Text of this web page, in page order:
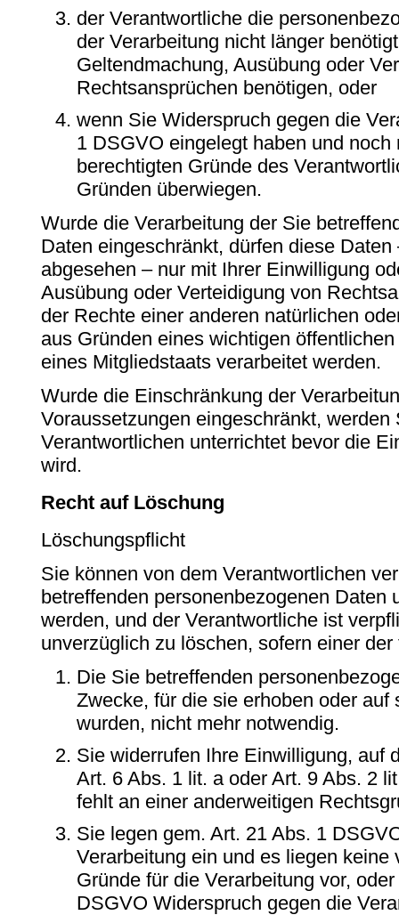
der Verantwortliche die
der Verarbeitung nicht länger
Geltendmachung, Ausübung oder
Rechtsansprüchen benötigen, oder
wenn Sie Widerspruch gegen die
1 DSGVO eingelegt haben und
berechtigten Gründe des
Gründen überwiegen.
Wurde die Verarbeitung der Sie
Daten eingeschränkt, dürfen diese
abgesehen – nur mit Ihrer Einwilligung
Ausübung oder Verteidigung von
der Rechte einer anderen natürlichen
aus Gründen eines wichtigen
eines Mitgliedstaats verarbeitet werden.
Wurde die Einschränkung der
Voraussetzungen eingeschränkt, werden
Verantwortlichen unterrichtet bevor die
wird.
Recht auf Löschung
Löschungspflicht
Sie können von dem Verantwortlichen
betreffenden personenbezogenen Daten
werden, und der Verantwortliche ist
unverzüglich zu löschen, sofern einer
Die Sie betreffenden
Zwecke, für die sie erhoben oder
wurden, nicht mehr notwendig.
Sie widerrufen Ihre Einwilligung, auf
Art. 6 Abs. 1 lit. a oder Art. 9 Abs. 2
fehlt an einer anderweitigen
Sie legen gem. Art. 21 Abs. 1
Verarbeitung ein und es liegen keine
Gründe für die Verarbeitung vor,
DSGVO Widerspruch gegen die